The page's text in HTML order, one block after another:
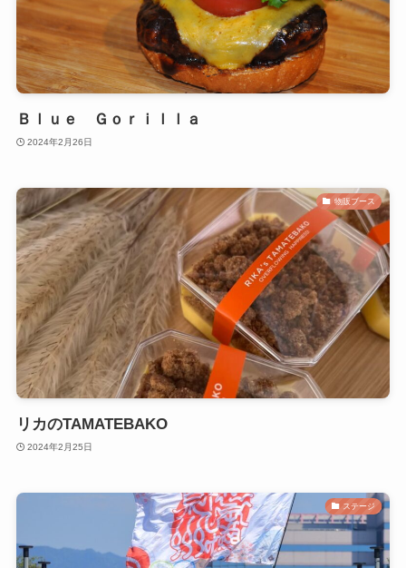
Ｂｌｕｅ Ｇｏｒｉｌｌａ
2024年2月26日
物販ブース
リカのTAMATEBAKO
2024年2月25日
ステージ